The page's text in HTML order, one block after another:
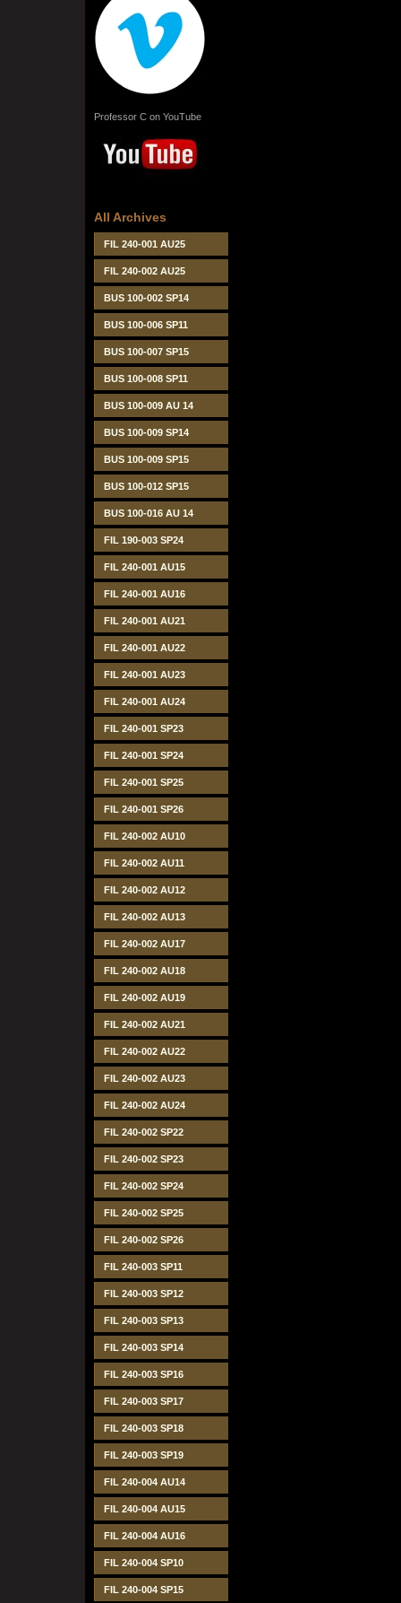
Professor C on YouTube
All Archives
FIL 240-001 AU25
FIL 240-002 AU25
BUS 100-002 SP14
BUS 100-006 SP11
BUS 100-007 SP15
BUS 100-008 SP11
BUS 100-009 AU 14
BUS 100-009 SP14
BUS 100-009 SP15
BUS 100-012 SP15
BUS 100-016 AU 14
FIL 190-003 SP24
FIL 240-001 AU15
FIL 240-001 AU16
FIL 240-001 AU21
FIL 240-001 AU22
FIL 240-001 AU23
FIL 240-001 AU24
FIL 240-001 SP23
FIL 240-001 SP24
FIL 240-001 SP25
FIL 240-001 SP26
FIL 240-002 AU10
FIL 240-002 AU11
FIL 240-002 AU12
FIL 240-002 AU13
FIL 240-002 AU17
FIL 240-002 AU18
FIL 240-002 AU19
FIL 240-002 AU21
FIL 240-002 AU22
FIL 240-002 AU23
FIL 240-002 AU24
FIL 240-002 SP22
FIL 240-002 SP23
FIL 240-002 SP24
FIL 240-002 SP25
FIL 240-002 SP26
FIL 240-003 SP11
FIL 240-003 SP12
FIL 240-003 SP13
FIL 240-003 SP14
FIL 240-003 SP16
FIL 240-003 SP17
FIL 240-003 SP18
FIL 240-003 SP19
FIL 240-004 AU14
FIL 240-004 AU15
FIL 240-004 AU16
FIL 240-004 SP10
FIL 240-004 SP15